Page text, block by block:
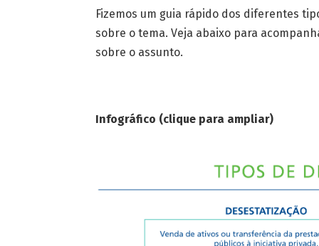
Fizemos um guia rápido dos diferentes
sobre o tema. Veja abaixo para
sobre o assunto.
Infográfico (clique para ampliar)